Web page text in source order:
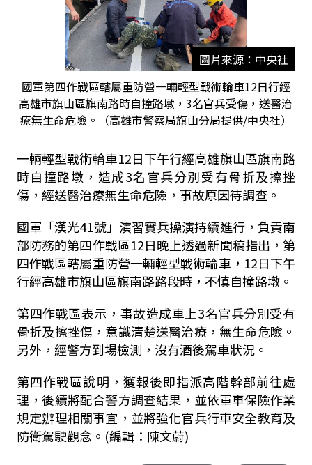
圖片來源：中央社
國軍第四作戰區轄屬重防營一輛輕型戰術輪車12日行經
高雄市旗山區旗南路時自撞路墩，3名官兵受傷，送醫治
療無生命危險。（高雄市警察局旗山分局提供/中央社）
一輛輕型戰術輪車12日下午行經高雄旗山區旗南路
時自撞路墩，造成3名官兵分別受有骨折及擦挫
傷，經送醫治療無生命危險，事故原因待調查。
國軍「漢光41號」演習實兵操演持續進行，負責南
部防務的第四作戰區12日晚上透過新聞稿指出，第
四作戰區轄屬重防營一輛輕型戰術輪車，12日下午
行經高雄市旗山區旗南路路段時，不慎自撞路墩。
第四作戰區表示，事故造成車上3名官兵分別受有
骨折及擦挫傷，意識清楚送醫治療，無生命危險。
另外，經警方到場檢測，沒有酒後駕車狀況。
第四作戰區說明，獲報後即指派高階幹部前往處
理，後續將配合警方調查結果，並依軍車保險作業
規定辦理相關事宜，並將強化官兵行車安全教育及
防衛駕駛觀念。(編輯：陳文蔚)